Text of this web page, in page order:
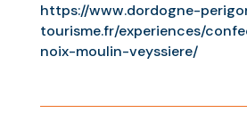
https://www.dordogne-
tourisme.fr/experiences/
noix-moulin-veyssiere/